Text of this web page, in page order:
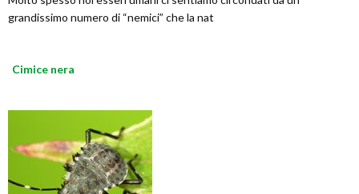
grandissimo numero di “nemici” che la nat
Cimice nera